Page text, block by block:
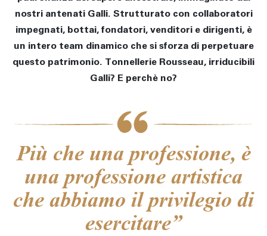
nostri antenati Galli. Strutturato con collaboratori
impegnati, bottai, fondatori, venditori e dirigenti, è
un intero team dinamico che si sforza di perpetuare
questo patrimonio. Tonnellerie Rousseau, irriducibili
Galli? E perchè no?
Più che una professione, è
una professione artistica
che abbiamo il privilegio di
esercitare”